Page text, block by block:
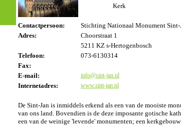
Kerk
Contactpersoon:
Stichting Nationaal Monument Sint-
Adres:
Choorstraat 1
5211 KZ s-Hertogenbosch
Telefoon:
073-6130314
Fax:
E-mail:
info@sint-jan.nl
Internetadres: www.sint-jan.nl
De Sint-Jan is inmiddels erkend als een van de mooiste
van ons land. Bovendien is de deze imposante gotische
een van de weinige 'levende' monumenten; een